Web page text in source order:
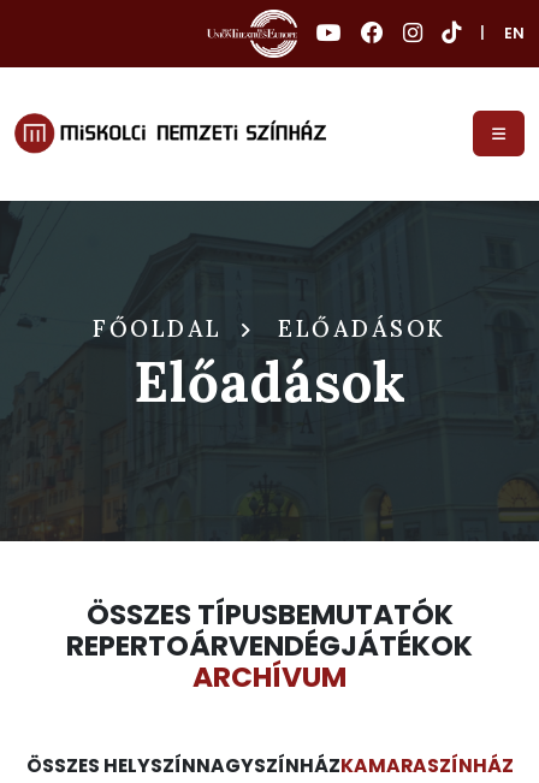
EN
FŐOLDAL ELŐADÁSOK
Előadások
ÖSSZES TÍPUSBEMUTATÓK
REPERTOÁRVENDÉGJÁTÉKOK
ARCHÍVUM
ÖSSZES HELYSZÍNNAGYSZÍNHÁZKAMARASZÍNHÁZ